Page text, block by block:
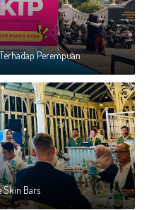
Perempuan
Skin Bars